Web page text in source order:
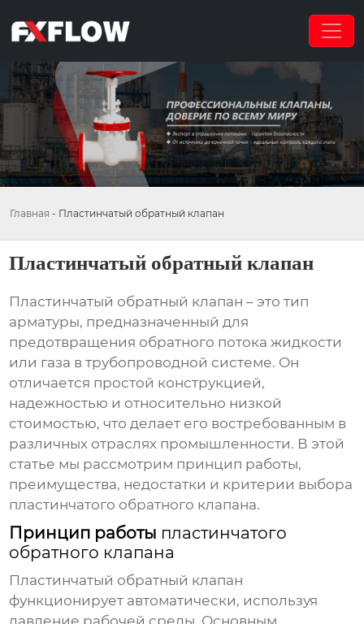
Главная - Пластинчатый обратный клапан
Пластинчатый обратный клапан
Пластинчатый обратный клапан – это тип
арматуры, предназначенный для
предотвращения обратного потока жидкости
или газа в трубопроводной системе. Он
отличается простой конструкцией,
надежностью и относительно низкой
стоимостью, что делает его востребованным в
различных отраслях промышленности. В этой
статье мы рассмотрим принцип работы,
преимущества, недостатки и критерии выбора
пластинчатого обратного клапана.
Принцип работы пластинчатого
обратного клапана
Пластинчатый обратный клапан
функционирует автоматически, используя